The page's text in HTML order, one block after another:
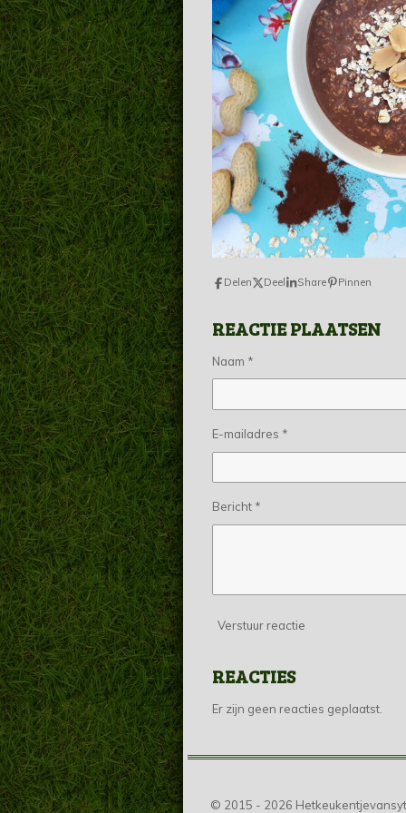
Delen Deel Share Pinnen
REACTIE PLAATSEN
Naam *
E-mailadres *
Bericht *
Verstuur reactie
REACTIES
Er zijn geen reacties geplaatst.
© 2015 - 2026